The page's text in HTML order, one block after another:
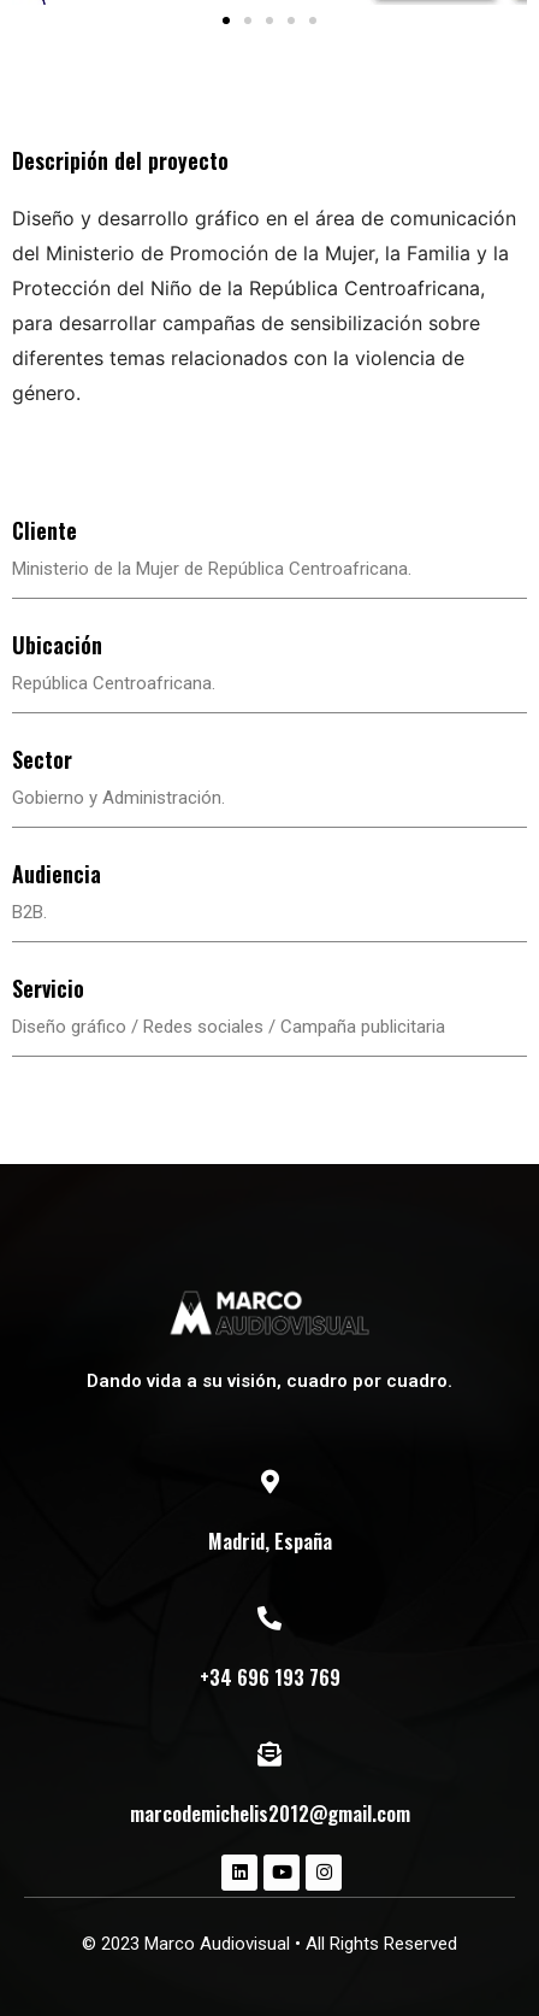
Descripión del proyecto
Diseño y desarrollo gráfico en el área de comunicación
del Ministerio de Promoción de la Mujer, la Familia y la
Protección del Niño de la República Centroafricana,
para desarrollar campañas de sensibilización sobre
diferentes temas relacionados con la violencia de
género.
Cliente
Ministerio de la Mujer de República Centroafricana.
Ubicación
República Centroafricana.
Sector
Gobierno y Administración.
Audiencia
B2B.
Servicio
Diseño gráfico / Redes sociales / Campaña publicitaria
Dando vida a su visión, cuadro por cuadro.
Madrid, España
+34 696 193 769
marcodemichelis2012@gmail.com
© 2023 Marco Audiovisual • All Rights Reserved